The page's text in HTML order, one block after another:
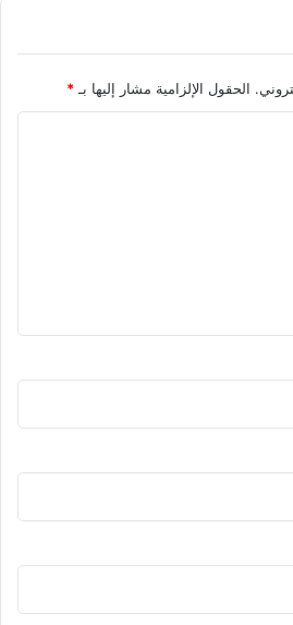
الحقول الإلزامية مشار إليها بـ *